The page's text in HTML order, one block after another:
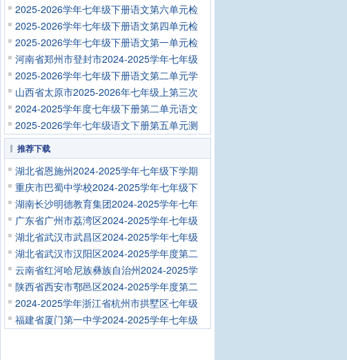
2025-2026学年七年级下册语文第六单元检
2025-2026学年七年级下册语文第四单元检
2025-2026学年七年级下册语文第一单元检
河南省郑州市登封市2024-2025学年七年级
2025-2026学年七年级下册语文第二单元学
山西省太原市2025-2026年七年级上第三次
2024-2025学年度七年级下册第二单元语文
2025-2026学年七年级语文下册第五单元测
推荐下载
湖北省恩施州2024-2025学年七年级下学期
重庆市巴蜀中学校2024-2025学年七年级下
湖南长沙明德教育集团2024-2025学年七年
广东省广州市荔湾区2024-2025学年七年级
湖北省武汉市武昌区2024-2025学年七年级
湖北省武汉市汉阳区2024-2025学年度第二
云南省红河哈尼族彝族自治州2024-2025学
陕西省西安市鄠邑区2024-2025学年度第二
2024-2025学年浙江省杭州市拱墅区七年级
福建省厦门第一中学2024-2025学年七年级